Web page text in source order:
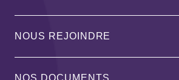
NOUS REJOINDRE
NOS DOCUMENTS